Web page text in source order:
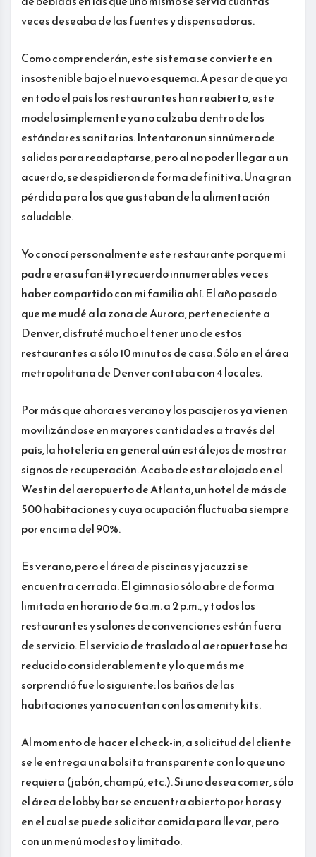
veces deseaba de las fuentes y dispensadoras.
Como comprenderán, este sistema se convierte en
insostenible bajo el nuevo esquema. A pesar de que ya
en todo el país los restaurantes han reabierto, este
modelo simplemente ya no calzaba dentro de los
estándares sanitarios. Intentaron un sinnúmero de
salidas para readaptarse, pero al no poder llegar a un
acuerdo, se despidieron de forma definitiva. Una gran
pérdida para los que gustaban de la alimentación
saludable.
Yo conocí personalmente este restaurante porque mi
padre era su fan #1 y recuerdo innumerables veces
haber compartido con mi familia ahí. El año pasado
que me mudé a la zona de Aurora, perteneciente a
Denver, disfruté mucho el tener uno de estos
restaurantes a sólo 10 minutos de casa. Sólo en el área
metropolitana de Denver contaba con 4 locales.
Por más que ahora es verano y los pasajeros ya vienen
movilizándose en mayores cantidades a través del
país, la hotelería en general aún está lejos de mostrar
signos de recuperación. Acabo de estar alojado en el
Westin del aeropuerto de Atlanta, un hotel de más de
500 habitaciones y cuya ocupación fluctuaba siempre
por encima del 90%.
Es verano, pero el área de piscinas y jacuzzi se
encuentra cerrada. El gimnasio sólo abre de forma
limitada en horario de 6 a.m. a 2 p.m., y todos los
restaurantes y salones de convenciones están fuera
de servicio. El servicio de traslado al aeropuerto se ha
reducido considerablemente y lo que más me
sorprendió fue lo siguiente: los baños de las
habitaciones ya no cuentan con los amenity kits.
Al momento de hacer el check-in, a solicitud del cliente
se le entrega una bolsita transparente con lo que uno
requiera (jabón, champú, etc.). Si uno desea comer, sólo
el área de lobby bar se encuentra abierto por horas y
en el cual se puede solicitar comida para llevar, pero
con un menú modesto y limitado.